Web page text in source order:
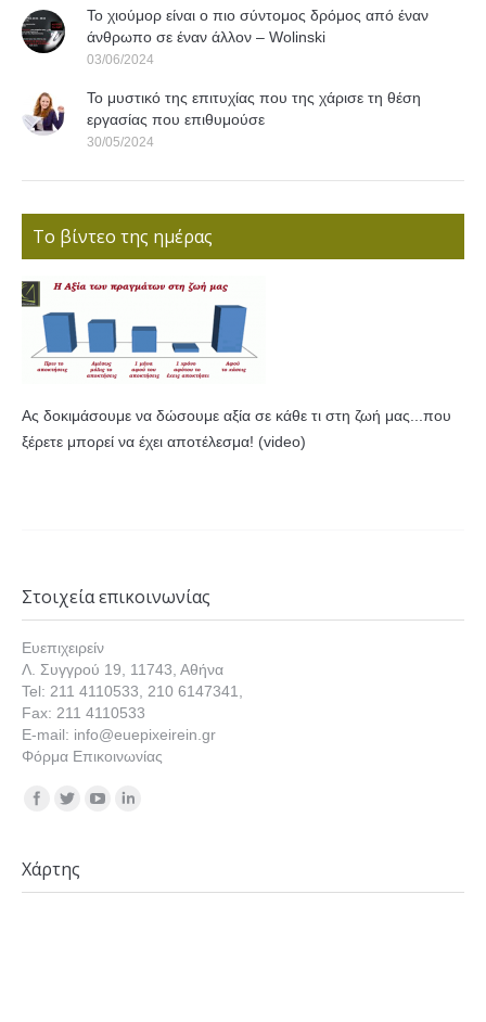
Το χιούμορ είναι ο πιο σύντομος δρόμος από έναν
άνθρωπο σε έναν άλλον – Wolinski
03/06/2024
Το μυστικό της επιτυχίας που της χάρισε τη θέση
εργασίας που επιθυμούσε
30/05/2024
Το βίντεο της ημέρας
Ας δοκιμάσουμε να δώσουμε αξία σε κάθε τι στη ζωή μας...που
ξέρετε μπορεί να έχει αποτέλεσμα! (video)
Στοιχεία επικοινωνίας
Ευεπιχειρείν
Λ. Συγγρού 19, 11743, Αθήνα
Tel: 211 4110533, 210 6147341,
Fax: 211 4110533
E-mail: info@euepixeirein.gr
Φόρμα Επικοινωνίας
Find us on:
Χάρτης